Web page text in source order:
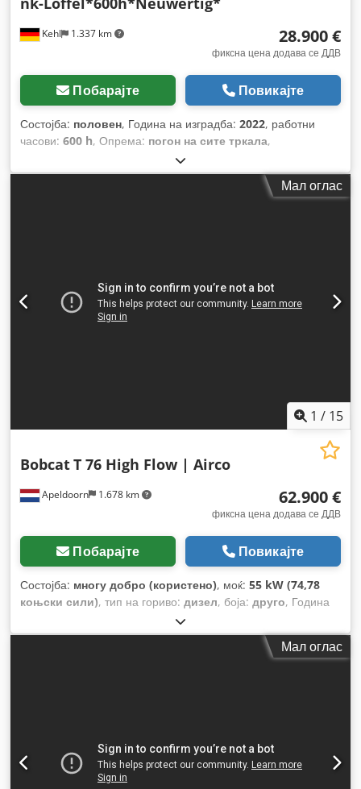
Kehl 1.337 km 28.900 €
фиксна цена додава се ДДВ
Побарајте Повикајте
Состојба: половен, Година на изградба: 2022, работни
часови: 600 h, Опрема: погон на сите тркала,
Мал оглас
1 / 15
Apeldoorn 1.678 km
BobcatT 76 High Flow | Airco
62.900 €
фиксна цена додава се ДДВ
Побарајте Повикајте
Состојба: многу добро (користено), моќ: 55 kW (74,78
коњски сили), тип на гориво: дизел, боја: друго, Година
, работни часови:
уред,
Мал оглас